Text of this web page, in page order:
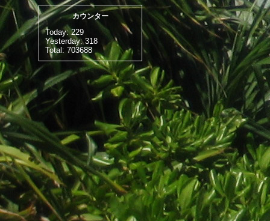
カウンター
Today:229
Yesterday:318
Total: 703688